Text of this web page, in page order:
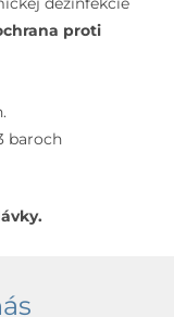
dezinfekcie
proti
baroch